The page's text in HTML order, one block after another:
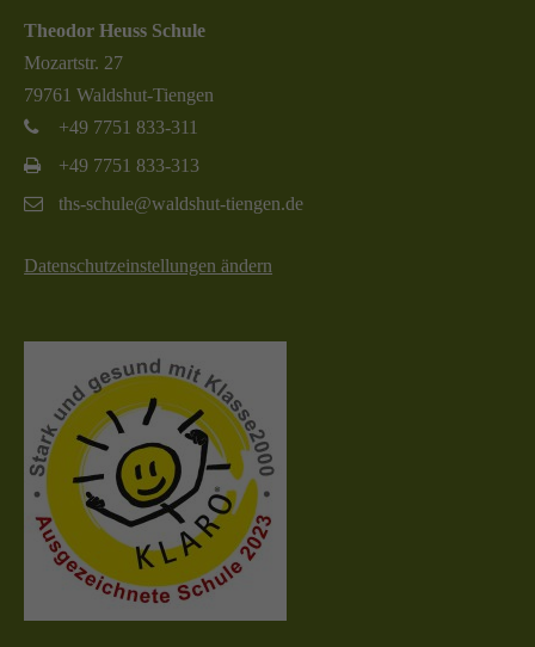
Theodor Heuss Schule
Mozartstr. 27
79761 Waldshut-Tiengen
+49 7751 833-311
+49 7751 833-313
ths-schule@waldshut-tiengen.de
Datenschutzeinstellungen ändern